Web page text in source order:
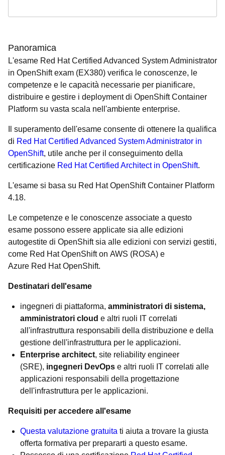
Panoramica
L'esame Red Hat Certified Advanced System Administrator
in OpenShift exam (EX380) verifica le conoscenze, le
competenze e le capacità necessarie per pianificare,
distribuire e gestire i deployment di OpenShift Container
Platform su vasta scala nell'ambiente enterprise.
Il superamento dell'esame consente di ottenere la qualifica
di Red Hat Certified Advanced System Administrator in
OpenShift, utile anche per il conseguimento della
certificazione Red Hat Certified Architect in OpenShift.
L'esame si basa su Red Hat OpenShift Container Platform
4.18.
Le competenze e le conoscenze associate a questo
esame possono essere applicate sia alle edizioni
autogestite di OpenShift sia alle edizioni con servizi gestiti,
come Red Hat OpenShift on AWS (ROSA) e
Azure Red Hat OpenShift.
Destinatari dell'esame
ingegneri di piattaforma, amministratori di sistema,
amministratori cloud e altri ruoli IT correlati
all'infrastruttura responsabili della distribuzione e della
gestione dell'infrastruttura per le applicazioni.
Enterprise architect, site reliability engineer
(SRE), ingegneri DevOps e altri ruoli IT correlati alle
applicazioni responsabili della progettazione
dell'infrastruttura per le applicazioni.
Requisiti per accedere all'esame
Questa valutazione gratuita ti aiuta a trovare la giusta
offerta formativa per prepararti a questo esame.